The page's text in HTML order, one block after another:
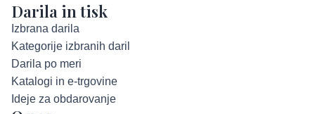
Darila in tisk
Izbrana darila
Kategorije izbranih daril
Darila po meri
Katalogi in e-trgovine
Ideje za obdarovanje